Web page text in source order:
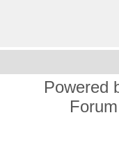
Powered